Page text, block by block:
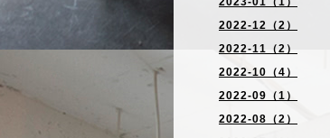
2022-12（2）
2022-11（2）
2022-10（4）
2022-09（1）
2022-08（2）